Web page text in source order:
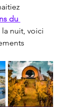
du
nuit, voici